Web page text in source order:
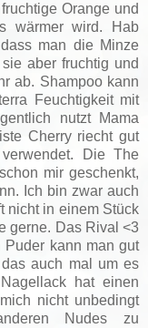
Orange und
wärmer wird. Hab
man die Minze
aber fruchtig und
ab. Shampoo kann
Feuchtigkeit mit
nutzt Mama
Cherry riecht gut
Die The
mir geschenkt,
Ich bin zwar auch
nicht in einem Stück
gerne. Das Rival <3
Puder kann man gut
auch mal um es
hat einen
nicht unbedingt
Nudes zu